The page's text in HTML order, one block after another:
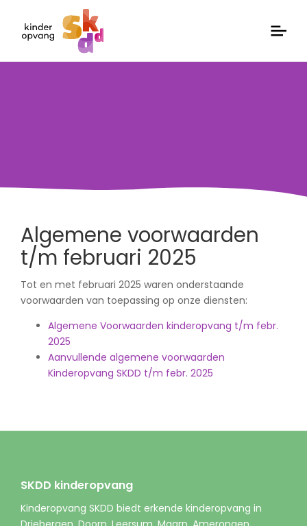
Algemene voorwaarden
t/m februari 2025
Tot en met februari 2025 waren onderstaande
voorwaarden van toepassing op onze diensten:
Algemene Voorwaarden kinderopvang t/m febr.
2025
Aanvullende algemene voorwaarden
Kinderopvang SKDD t/m febr. 2025
SKDD kinderopvang
Kinderopvang SKDD biedt erkende kinderopvang in